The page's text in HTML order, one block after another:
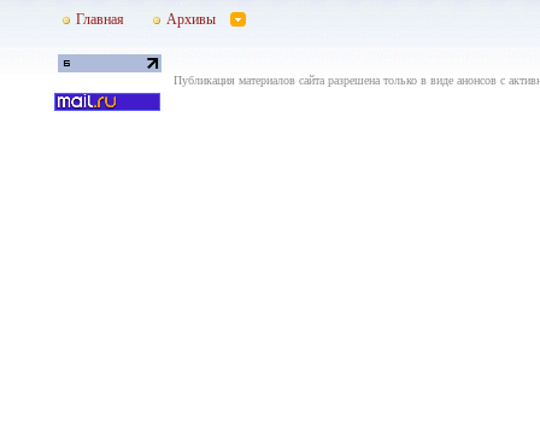
Главная Архивы
Публикация материалов сайта разрешена только в виде анонсов с